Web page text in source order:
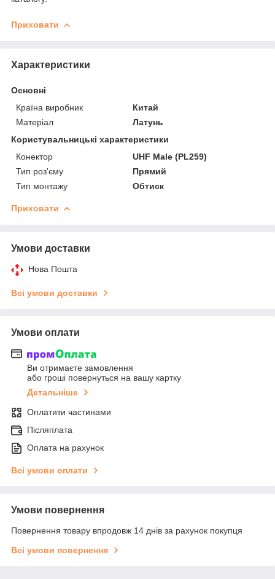
Приховати
Характеристики
Основні
Країна виробник
Китай
Матеріал
Латунь
Користувальницькі характеристики
Конектор
UHF Male (PL259)
Тип роз'єму
Прямий
Тип монтажу
Обтиск
Приховати
Умови доставки
Нова Пошта
Всі умови доставки
Умови оплати
Ви отримаєте замовлення
або гроші повернуться на вашу картку
Детальніше
Оплатити частинами
Післяплата
Оплата на рахунок
Всі умови оплати
Умови повернення
Повернення товару впродовж 14 днів за рахунок покупця
Всі умови повернення